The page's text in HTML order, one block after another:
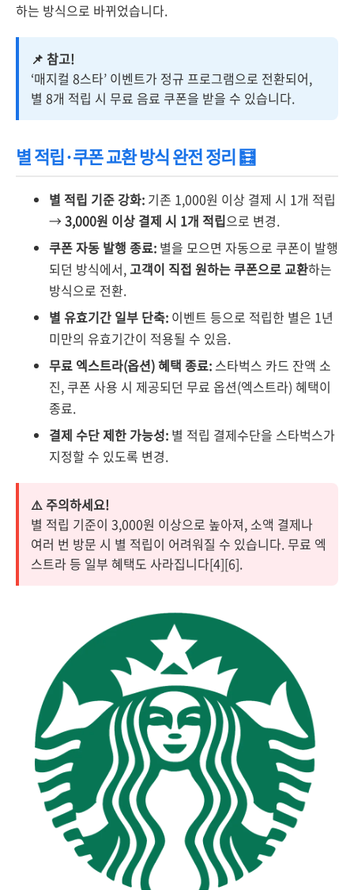
하는 방식으로 바뀌었습니다.
📌 참고!
‘매지컬 8스타’ 이벤트가 정규 프로그램으로 전환되어,
별 8개 적립 시 무료 음료 쿠폰을 받을 수 있습니다.
별 적립·쿠폰 교환 방식 완전 정리 🧮
별 적립 기준 강화: 기존 1,000원 이상 결제 시 1개 적립
→ 3,000원 이상 결제 시 1개 적립으로 변경.
쿠폰 자동 발행 종료: 별을 모으면 자동으로 쿠폰이 발행
되던 방식에서,고객이 직접 원하는 쿠폰으로 교환하는
방식으로 전환.
별 유효기간 일부 단축: 이벤트 등으로 적립한 별은 1년
미만의 유효기간이 적용될 수 있음.
무료 엑스트라(옵션) 혜택 종료: 스타벅스 카드 잔액 소
진, 쿠폰 사용 시 제공되던 무료 옵션(엑스트라) 혜택이
종료.
결제 수단 제한 가능성: 별 적립 결제수단을 스타벅스가
지정할 수 있도록 변경.
⚠️ 주의하세요!
별 적립 기준이 3,000원 이상으로 높아져, 소액 결제나
여러 번 방문 시 별 적립이 어려워질 수 있습니다. 무료 엑
스트라 등 일부 혜택도 사라집니다[4][6].